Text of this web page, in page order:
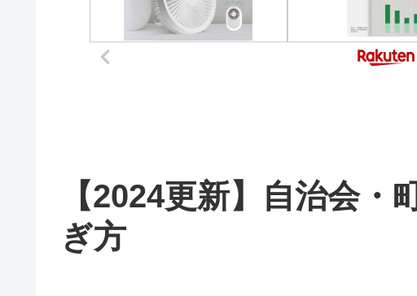
【2024更新】自治会・
ぎ方